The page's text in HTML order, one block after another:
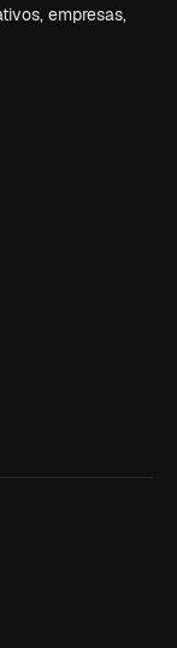
empresas,